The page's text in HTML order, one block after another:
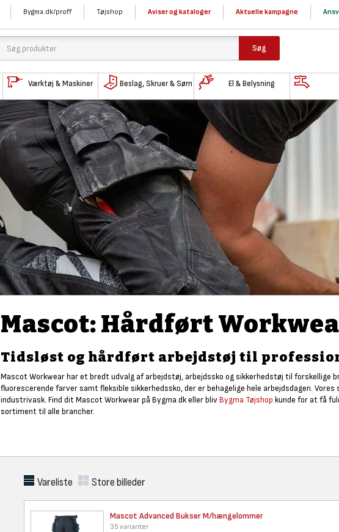
Bygma.dk/proff Tøjshop Aviser og kataloger Aktuelle kampagne
Søg
Værktøj & Maskiner Beslag, Skruer & Søm El & Belysning
Mascot: Hårdført
Tidsløst og hårdført arbejdstøj til
Mascot Workwear har et bredt udvalg af arbejdstøj, arbejdssko og sikkerhedstøj til forskellige
fluorescerende farver samt fleksible sikkerhedssko, der er behagelige hele arbejdsdagen.
industrivask. Find dit Mascot Workwear på Bygma.dk eller blivBygma Tøjshop kunde for at få
sortiment til alle brancher.
Vareliste Store billeder
Mascot Advanced BukserM/hængelommer
35 varianter